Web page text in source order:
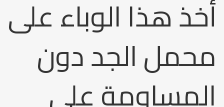
أخذ هذا الوباء على
محمل الجد دون
المساومة على